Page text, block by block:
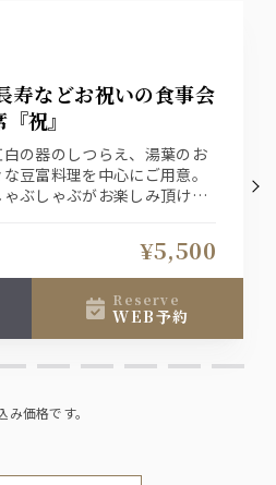
寿などお祝いの食事会
祝』
の器のしつらえ、湯葉のお
豆富料理を中心にご用意。
ぶしゃぶがお楽しみ頂ける
¥5,500
reserve
WEB予約
価格です。